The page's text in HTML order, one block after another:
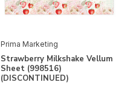
Prima Marketing
Strawberry Milkshake Vellum
Sheet (998516)
(DISCONTINUED)